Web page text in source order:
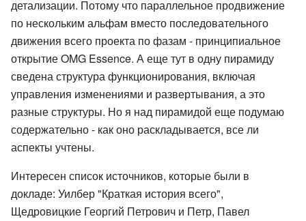
детализации. Потому что параллельное продвижение
по нескольким альфам вместо последовательного
движения всего проекта по фазам - принципиальное
открытие OMG Essence. А еще тут в одну пирамиду
сведена структура функционирования, включая
управления изменениями и развертывания, а это
разные структуры. Но я над пирамидой еще подумаю
содержательно - как оно раскладывается, все ли
аспекты учтены.
Интересен список источников, которые были в
докладе: Уилбер "Краткая история всего",
Щедровицкие Георгий Петрович и Петр, Павел